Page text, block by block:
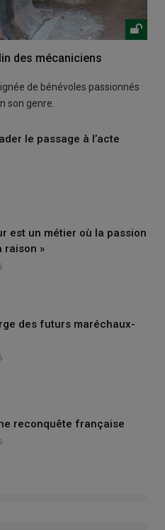
des mécaniciens
de bénévoles passionnés
son genre.
le passage à l’acte
est un métier où la passion
raison »
des futurs maréchaux-
reconquête française